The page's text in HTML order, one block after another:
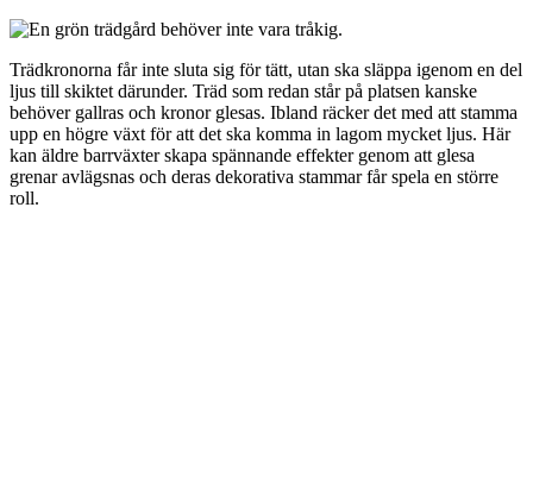
Trädkronorna får inte sluta sig för tätt, utan ska släppa igenom en del
ljus till skiktet därunder. Träd som redan står på platsen kanske
behöver gallras och kronor glesas. Ibland räcker det med att stamma
upp en högre växt för att det ska komma in lagom mycket ljus. Här
kan äldre barrväxter skapa spännande effekter genom att glesa
grenar avlägsnas och deras dekorativa stammar får spela en större
roll.